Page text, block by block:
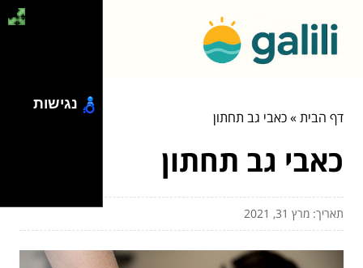
דף הבית»כאבי גב תחתון
כאבי גב תחתון
תאריך: מרץ 31, 2021
נגישות